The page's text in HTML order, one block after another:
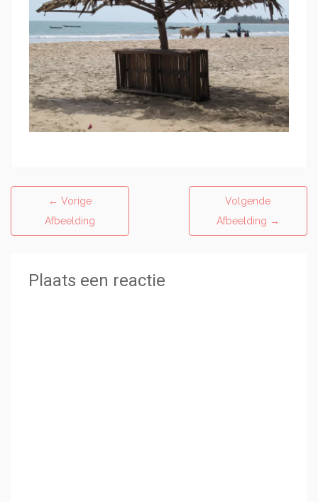
← Vorige
Afbeelding
Volgende
Afbeelding →
Plaats een reactie